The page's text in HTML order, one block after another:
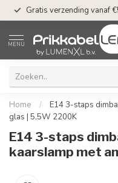
Gratis verzending vanaf
MENU
Home /
E14 3-staps
glas | 5,5W 2200K
E14 3-staps
kaarslamp met